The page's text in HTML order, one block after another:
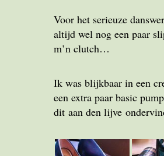
Voor het serieuze
altijd wel nog een paar
m’n clutch…
Ik was blijkbaar in een
een extra paar basic
dit aan den lijve